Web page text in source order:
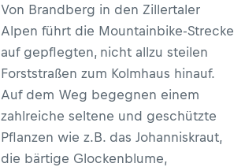
Von Brandberg in den Zillertaler
Alpen führt die Mountainbike-Strecke
auf gepflegten, nicht allzu steilen
Forststraßen zum Kolmhaus hinauf.
Auf dem Weg begegnen einem
zahlreiche seltene und geschützte
Pflanzen wie z.B. das Johanniskraut,
die bärtige Glockenblume,